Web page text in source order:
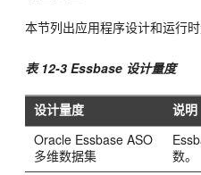
本节列出应用程序设计和运行时
表 12-3 Essbase 设计量度
设计量度
说明
Oracle Essbase ASO
多维数据集
数。